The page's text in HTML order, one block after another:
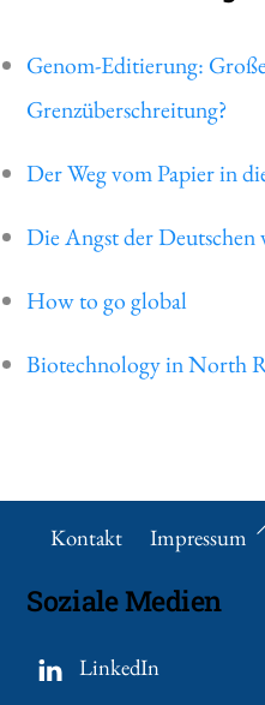
Genom-Editierung:
Grenzüberschreitung?
Der Weg vom Papier in
Die Angst der Deutschen
How to go global
Biotechnology in North
Kontakt Impressum
Soziale Medien
LinkedIn